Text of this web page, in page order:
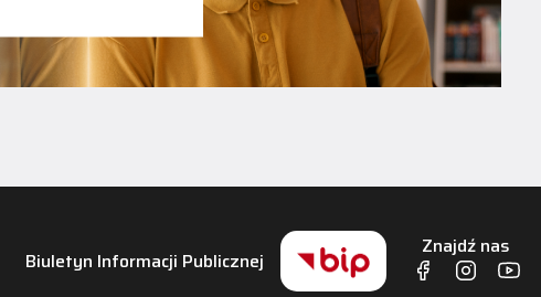
Biuletyn Informacji Publicznej
Znajdź nas